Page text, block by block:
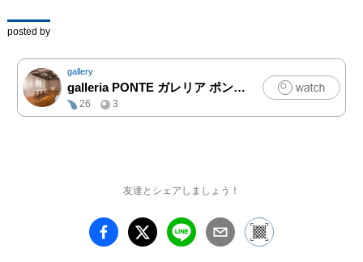
きとした太陽や月、木洩
れ日や煌く波を表し、自
然界に宿る光の息吹を現
出させることに驚嘆しま
す。神秘的な佇まいとガ
ラス本来のシャープさを
さに益々磨きがかかりま
もつ美しさを結晶させた
新作を展覧いたします。
posted by
gallery
galleria PONTE ガレリア ポンテ
アート
26
3
友達とシェアしましょう！